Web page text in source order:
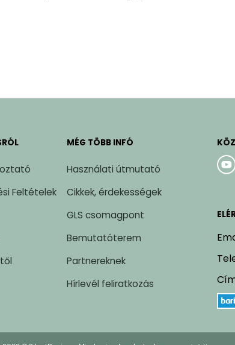
Feltételek
MÉG TÖBB INFÓ
Használati útmutató
Cikkek, érdekességek
GLS csomagpont
Bemutatóterem
Partnereknek
Hírlevél feliratkozás